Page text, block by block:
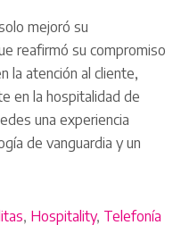
mejoró su
reafirmó su compromiso
la atención al cliente,
en la hospitalidad de
una experiencia
de vanguardia y un
, Hospitality, Telefonía